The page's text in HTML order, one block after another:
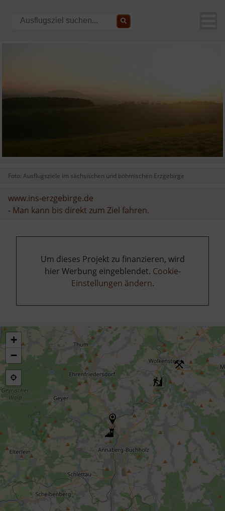
Foto: Ausflugsziele im sächsischen und böhmischen Erzgebirge
www.ins-erzgebirge.de
- Man kann bis direkt zum Ziel fahren.
Um dieses Projekt zu finanzieren, wird
hier Werbung eingeblendet. Cookie-
Einstellungen ändern.
+
−